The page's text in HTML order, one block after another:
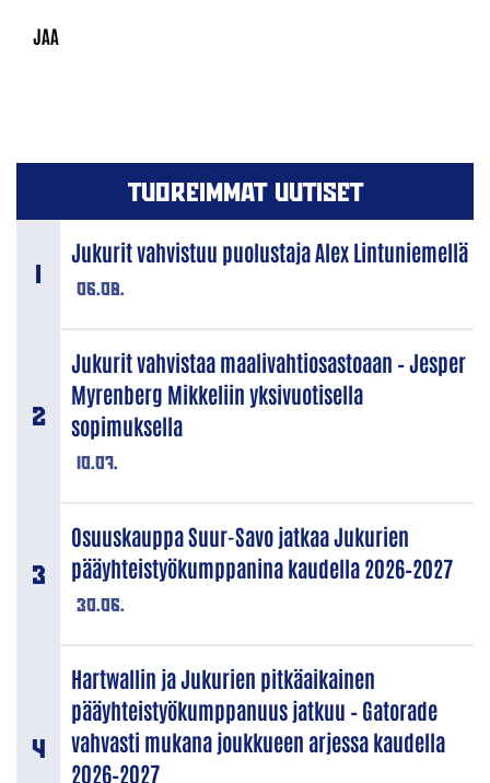
TUOREIMMAT UUTISET
06.08.
Jukurit vahvistuu puolustaja Alex Lintuniemellä
10.07.
Jukurit vahvistaa maalivahtiosastoaan – Jesper
Myrenberg Mikkeliin yksivuotisella
sopimuksella
30.06.
Osuuskauppa Suur-Savo jatkaa Jukurien
pääyhteistyökumppanina kaudella 2026–2027
Hartwallin ja Jukurien pitkäaikainen
pääyhteistyökumppanuus jatkuu – Gatorade
vahvasti mukana joukkueen arjessa kaudella
2026–2027